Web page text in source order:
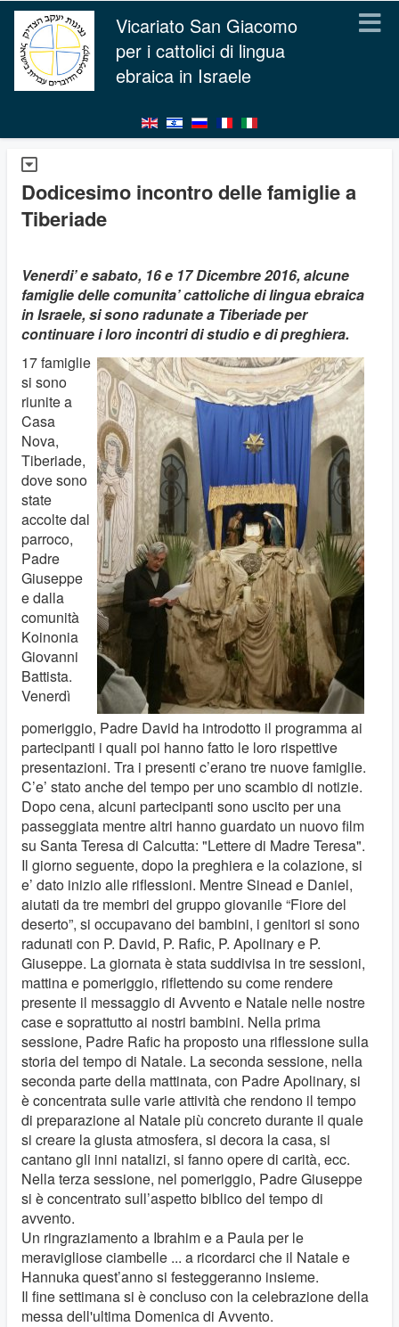
Vicariato San Giacomo
per i cattolici di lingua
ebraica in Israele
Dodicesimo incontro delle famiglie a
Tiberiade
Venerdi’ e sabato, 16 e 17 Dicembre 2016, alcune
famiglie delle comunita’ cattoliche di lingua ebraica
in Israele, si sono radunate a Tiberiade per
continuare i loro incontri di studio e di preghiera.
17 famiglie
si sono
riunite a
Casa
Nova,
Tiberiade,
dove sono
state
accolte dal
parroco,
Padre
Giuseppe
e dalla
comunità
Koinonia
Giovanni
Battista.
Venerdì
pomeriggio, Padre David ha introdotto il programma ai
partecipanti i quali poi hanno fatto le loro rispettive
presentazioni. Tra i presenti c’erano tre nuove famiglie.
C’e’ stato anche del tempo per uno scambio di notizie.
Dopo cena, alcuni partecipanti sono uscito per una
passeggiata mentre altri hanno guardato un nuovo film
su Santa Teresa di Calcutta: "Lettere di Madre Teresa".
Il giorno seguente, dopo la preghiera e la colazione, si
e’ dato inizio alle riflessioni. Mentre Sinead e Daniel,
aiutati da tre membri del gruppo giovanile “Fiore del
deserto”, si occupavano dei bambini, i genitori si sono
radunati con P. David, P. Rafic, P. Apolinary e P.
Giuseppe. La giornata è stata suddivisa in tre sessioni,
mattina e pomeriggio, riflettendo su come rendere
presente il messaggio di Avvento e Natale nelle nostre
case e soprattutto ai nostri bambini. Nella prima
sessione, Padre Rafic ha proposto una riflessione sulla
storia del tempo di Natale. La seconda sessione, nella
seconda parte della mattinata, con Padre Apolinary, si
è concentrata sulle varie attività che rendono il tempo
di preparazione al Natale più concreto durante il quale
si creare la giusta atmosfera, si decora la casa, si
cantano gli inni natalizi, si fanno opere di carità, ecc.
Nella terza sessione, nel pomeriggio, Padre Giuseppe
si è concentrato sull’aspetto biblico del tempo di
avvento.
Un ringraziamento a Ibrahim e a Paula per le
meravigliose ciambelle ... a ricordarci che il Natale e
Hannuka quest’anno si festeggeranno insieme.
Il fine settimana si è concluso con la celebrazione della
messa dell'ultima Domenica di Avvento.